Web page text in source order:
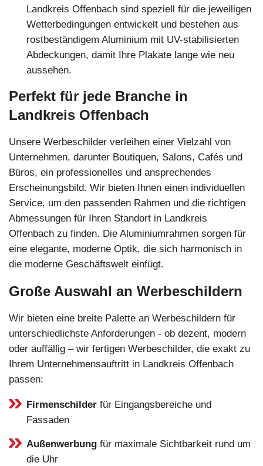
Landkreis Offenbach sind speziell für die jeweiligen
Wetterbedingungen entwickelt und bestehen aus
rostbeständigem Aluminium mit UV-stabilisierten
Abdeckungen, damit Ihre Plakate lange wie neu
aussehen.
Perfekt für jede Branche in
Landkreis Offenbach
Unsere Werbeschilder verleihen einer Vielzahl von
Unternehmen, darunter Boutiquen, Salons, Cafés und
Büros, ein professionelles und ansprechendes
Erscheinungsbild. Wir bieten Ihnen einen individuellen
Service, um den passenden Rahmen und die richtigen
Abmessungen für Ihren Standort in Landkreis
Offenbach zu finden. Die Aluminiumrahmen sorgen für
eine elegante, moderne Optik, die sich harmonisch in
die moderne Geschäftswelt einfügt.
Große Auswahl an Werbeschildern
Wir bieten eine breite Palette an Werbeschildern für
unterschiedlichste Anforderungen - ob dezent, modern
oder auffällig – wir fertigen Werbeschilder, die exakt zu
Ihrem Unternehmensauftritt in Landkreis Offenbach
passen:
Firmenschilder für Eingangsbereiche und
Fassaden
Außenwerbung für maximale Sichtbarkeit rund um
die Uhr